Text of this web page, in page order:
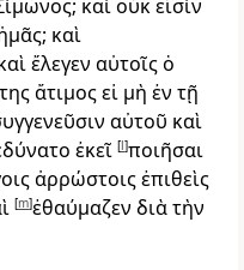
καὶ οὐκ εἰσὶν
καὶ
ἔλεγεν αὐτοῖς ὁ
ἄτιμος εἰ μὴ ἐν τῇ
αὐτοῦ καὶ
ἐκεῖ [l]ποιῆσαι
ἀρρώστοις ἐπιθεὶς
[m]ἐθαύμαζεν διὰ τὴν